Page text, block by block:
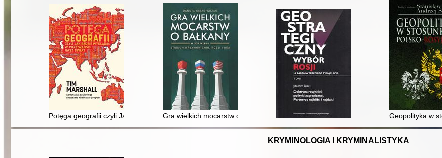
Potęga geografii czyli Jak będzie wyglądał w przyszłości nasz światGra wielkich mocarstw o Bałkany w XXI wieku : studium wpływów Chin, Rosji i USA
Geopolityka w
KRYMINOLOGIA I KRYMINALISTYKA